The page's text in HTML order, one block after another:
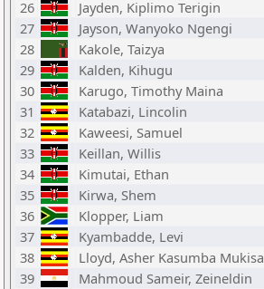
26
Jayden, Kiplimo Terigin
27
Jayson, Wanyoko Ngengi
28
Kakole, Taizya
29
Kalden, Kihugu
30
Karugo, Timothy Maina
31
Katabazi, Lincolin
32
Kaweesi, Samuel
33
Keillan, Willis
34
Kimutai, Ethan
35
Kirwa, Shem
36
Klopper, Liam
37
Kyambadde, Levi
38
Lloyd, Asher Kasumba Mukisa
39
Mahmoud Sameir, Zeineldin